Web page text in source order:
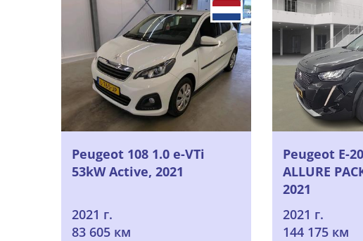
Peugeot 108 1.0 e-VTi
53kW Active, 2021
2021 г.
83 605 км
Peugeot E-
ALLURE
2021
2021 г.
144 175 км